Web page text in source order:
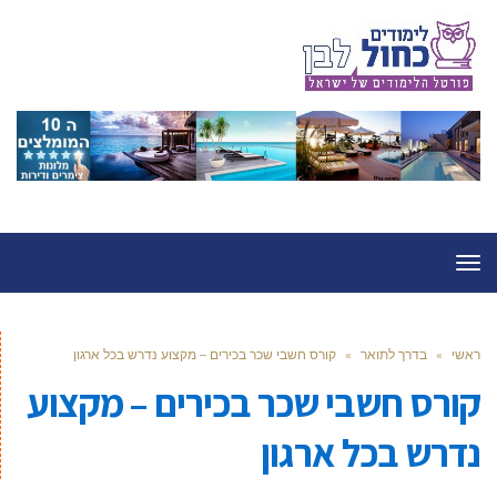
תפריט
ראשי » בדרך לתואר » קורס חשבי שכר בכירים – מקצוע נדרש בכל ארגון
קורס חשבי שכר בכירים – מקצוע
נדרש בכל ארגון